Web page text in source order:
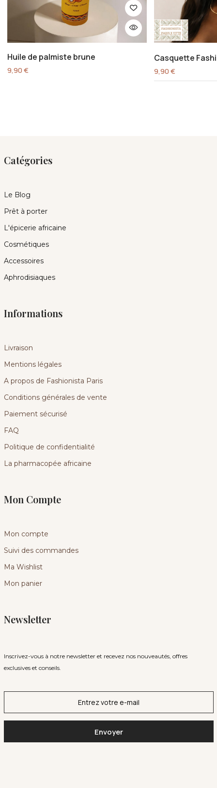
Huile de palmiste brune
9,90€
Casquette
9,90€
Catégories
Le Blog
Prêt à porter
L'épicerie africaine
Cosmétiques
Accessoires
Aphrodisiaques
Informations
Livraison
Mentions légales
A propos de Fashionista Paris
Conditions générales de vente
Paiement sécurisé
FAQ
Politique de confidentialité
La pharmacopée africaine
Mon Compte
Mon compte
Suivi des commandes
Ma Wishlist
Mon panier
Newsletter
Inscrivez-vous à notre newsletter et recevez nos nouveautés, offres
exclusives et conseils.